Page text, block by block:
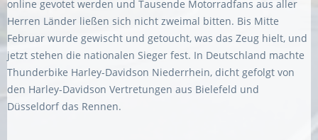
online gevotet werden und Tausende Motorradfans aus aller
Herren Länder ließen sich nicht zweimal bitten. Bis Mitte
Februar wurde gewischt und getoucht, was das Zeug hielt, und
jetzt stehen die nationalen Sieger fest. In Deutschland machte
Thunderbike Harley-Davidson Niederrhein, dicht gefolgt von
den Harley-Davidson Vertretungen aus Bielefeld und
Düsseldorf das Rennen.